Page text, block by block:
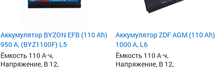
Аккумулятор BYZON EFB (110 Ah)
950 А, (BYZ1100F) L5
Ёмкость 110 А·ч,
Напряжение, В 12,
Аккумулятор ZDF AGM (110 Ah)
1000 А, L6
Ёмкость 110 А·ч,
Напряжение, В 12,